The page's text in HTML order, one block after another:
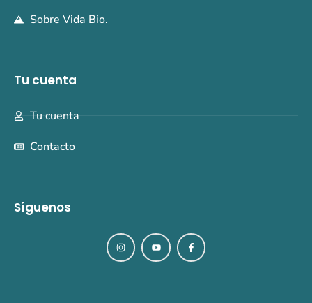
Sobre Vida Bio.
Tu cuenta
Tu cuenta
Contacto
Síguenos